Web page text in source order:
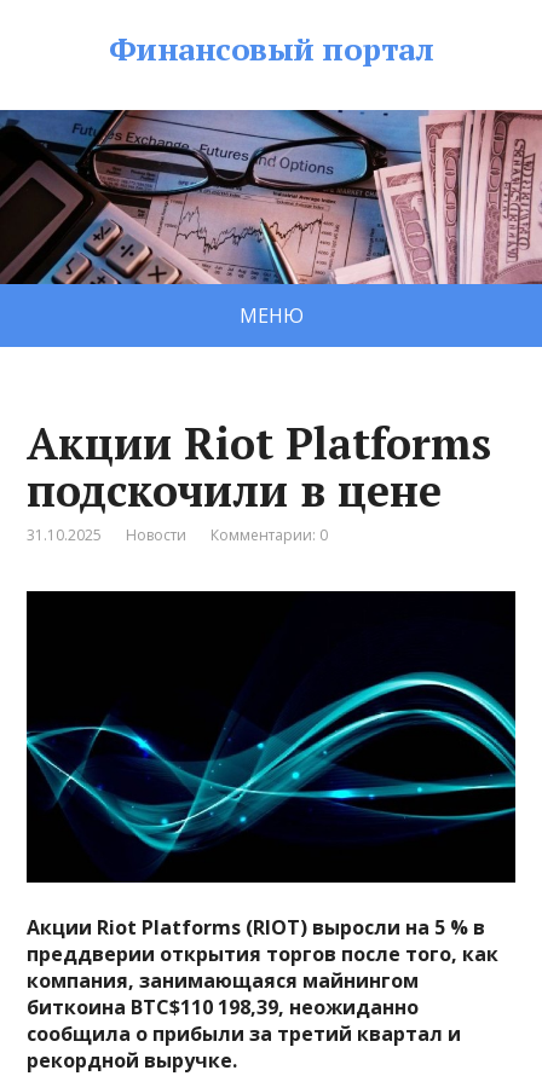
Финансовый портал
МЕНЮ
Акции Riot Platforms
подскочили в цене
31.10.2025 Новости Комментарии: 0
Акции Riot Platforms (RIOT) выросли на 5 % в
преддверии открытия торгов после того, как
компания, занимающаяся майнингом
биткоина BTC$110 198,39, неожиданно
сообщила о прибыли за третий квартал и
рекордной выручке.